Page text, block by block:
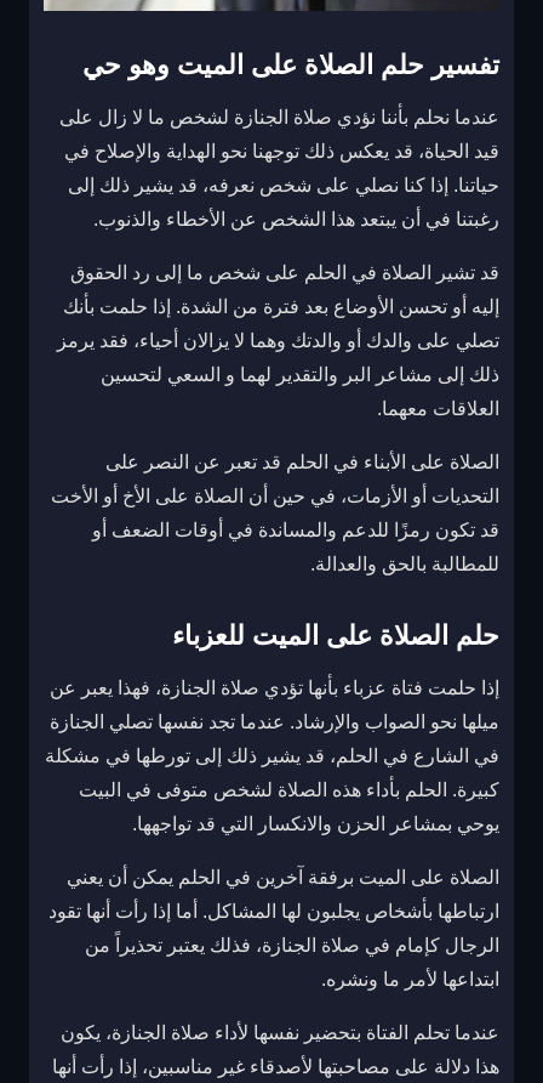
تفسير حلم الصلاة على الميت وهو حي
عندما نحلم بأننا نؤدي صلاة الجنازة لشخص ما لا زال على
قيد الحياة، قد يعكس ذلك توجهنا نحو الهداية والإصلاح في
حياتنا. إذا كنا نصلي على شخص نعرفه، قد يشير ذلك إلى
رغبتنا في أن يبتعد هذا الشخص عن الأخطاء والذنوب.
قد تشير الصلاة في الحلم على شخص ما إلى رد الحقوق
إليه أو تحسن الأوضاع بعد فترة من الشدة. إذا حلمت بأنك
تصلي على والدك أو والدتك وهما لا يزالان أحياء، فقد يرمز
ذلك إلى مشاعر البر والتقدير لهما و السعي لتحسين
العلاقات معهما.
الصلاة على الأبناء في الحلم قد تعبر عن النصر على
التحديات أو الأزمات، في حين أن الصلاة على الأخ أو الأخت
قد تكون رمزًا للدعم والمساندة في أوقات الضعف أو
للمطالبة بالحق والعدالة.
حلم الصلاة على الميت للعزباء
إذا حلمت فتاة عزباء بأنها تؤدي صلاة الجنازة، فهذا يعبر عن
ميلها نحو الصواب والإرشاد. عندما تجد نفسها تصلي الجنازة
في الشارع في الحلم، قد يشير ذلك إلى تورطها في مشكلة
كبيرة. الحلم بأداء هذه الصلاة لشخص متوفى في البيت
يوحي بمشاعر الحزن والانكسار التي قد تواجهها.
الصلاة على الميت برفقة آخرين في الحلم يمكن أن يعني
ارتباطها بأشخاص يجلبون لها المشاكل. أما إذا رأت أنها تقود
الرجال كإمام في صلاة الجنازة، فذلك يعتبر تحذيراً من
ابتداعها لأمر ما ونشره.
عندما تحلم الفتاة بتحضير نفسها لأداء صلاة الجنازة، يكون
هذا دلالة على مصاحبتها لأصدقاء غير مناسبين، إذا رأت أنها